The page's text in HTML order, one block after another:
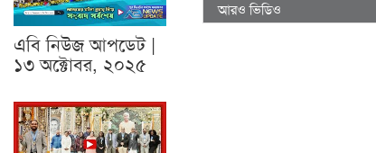
এবি নিউজ আপডেট |
১৩ অক্টোবর, ২০২৫
আরও ভিডিও